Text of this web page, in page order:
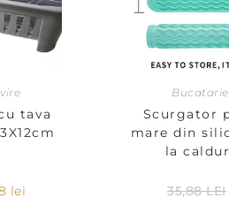
tava
lei
Bucatarie
Scurgator
mare din
la
35,88LEI